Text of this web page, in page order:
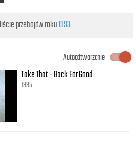
przebojów roku1993
Autoodtwarzanie
Take That - Back For Good
1995